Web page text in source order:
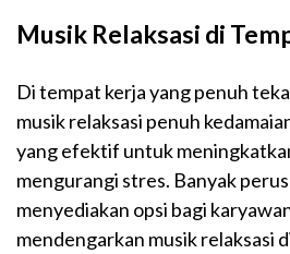
Musik Relaksasi di
Di tempat kerja yang penuh
musik relaksasi penuh
yang efektif untuk
mengurangi stres. Banyak
menyediakan opsi bagi
mendengarkan musik relaksasi